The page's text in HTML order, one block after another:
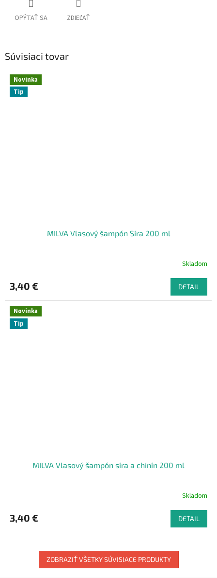
OPÝTAŤ SA ZDIEĽAŤ
Súvisiaci tovar
Novinka
Tip
MILVA Vlasový šampón Síra 200 ml
Skladom
3,40 € DETAIL
Novinka
Tip
MILVA Vlasový šampón síra a chinín 200 ml
Skladom
3,40 € DETAIL
ZOBRAZIŤ VŠETKY SÚVISIACE PRODUKTY